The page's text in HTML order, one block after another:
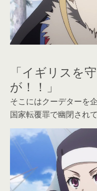
「イギリスを
が！！」
そこにはクーデターを
国家転覆罪で幽閉され